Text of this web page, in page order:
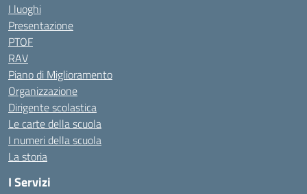
I luoghi
Presentazione
PTOF
RAV
Piano di Miglioramento
Organizzazione
Dirigente scolastica
Le carte della scuola
I numeri della scuola
La storia
I Servizi